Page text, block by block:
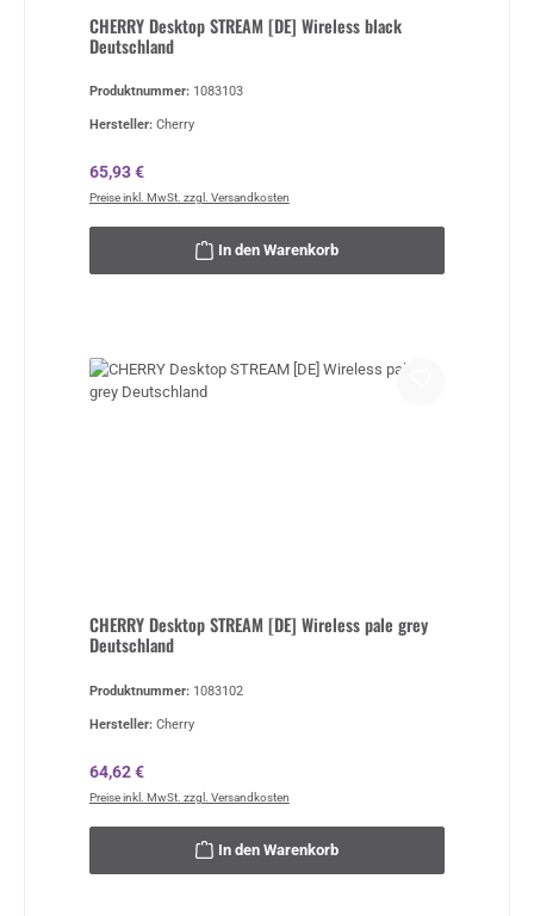
CHERRY Desktop STREAM [DE] Wireless black
Deutschland
Produktnummer: 1083103
Hersteller: Cherry
Regulärer Preis:
65,93 €
Preise inkl. MwSt. zzgl. Versandkosten
In den Warenkorb
CHERRY Desktop STREAM [DE] Wireless pale grey
Deutschland
Produktnummer: 1083102
Hersteller: Cherry
Regulärer Preis:
64,62 €
Preise inkl. MwSt. zzgl. Versandkosten
In den Warenkorb